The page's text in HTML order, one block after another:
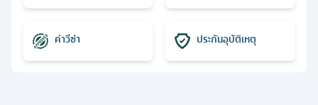
ค่าวีซ่า ประกันอุบัติเหตุ